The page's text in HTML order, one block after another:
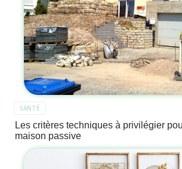
SANTÉ
Les critères techniques à privilégier
maison passive